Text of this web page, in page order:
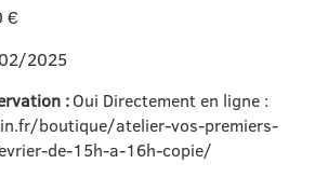
€
2025
: Oui Directement en ligne :
boutique/atelier-vos-premiers-
de-15h-a-16h-copie/